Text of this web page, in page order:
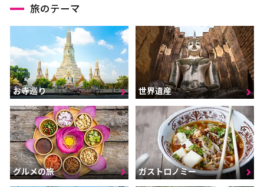
旅のテーマ
お寺巡り 世界遺産
グルメの旅 ガストロノミー